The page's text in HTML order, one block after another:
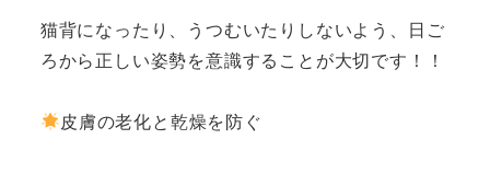
猫背になったり、うつむいたりしないよう、日ご
ろから正しい姿勢を意識することが大切です！！
皮膚の老化と乾燥を防ぐ